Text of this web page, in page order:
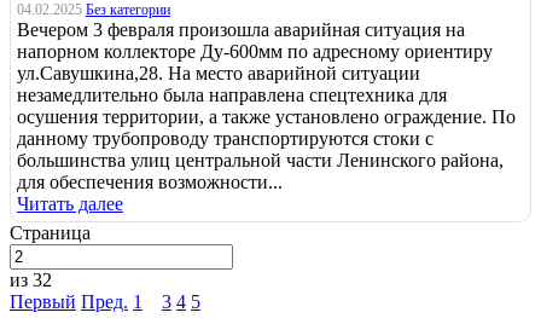
04.02.2025 Без категории
Вечером 3 февраля произошла аварийная ситуация на
напорном коллекторе Ду-600мм по адресному ориентиру
ул.Савушкина,28. На место аварийной ситуации
незамедлительно была направлена спецтехника для
осушения территории, а также установлено ограждение. По
данному трубопроводу транспортируются стоки с
большинства улиц центральной части Ленинского района,
для обеспечения возможности...
Читать далее
Страница
из 32
Первый Пред. 1 3 4 5